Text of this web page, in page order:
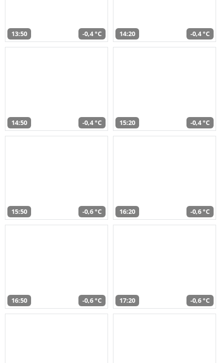
13:50 -0,4 °C 14:20 -0,4 °C
14:50 -0,4 °C 15:20 -0,4 °C
15:50 -0,6 °C 16:20 -0,6 °C
16:50 -0,6 °C 17:20 -0,6 °C